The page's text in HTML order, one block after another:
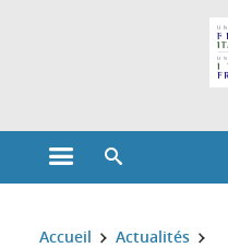
Ouvrir le menu principal
Vous êtes ici :
Accueil
Actualités